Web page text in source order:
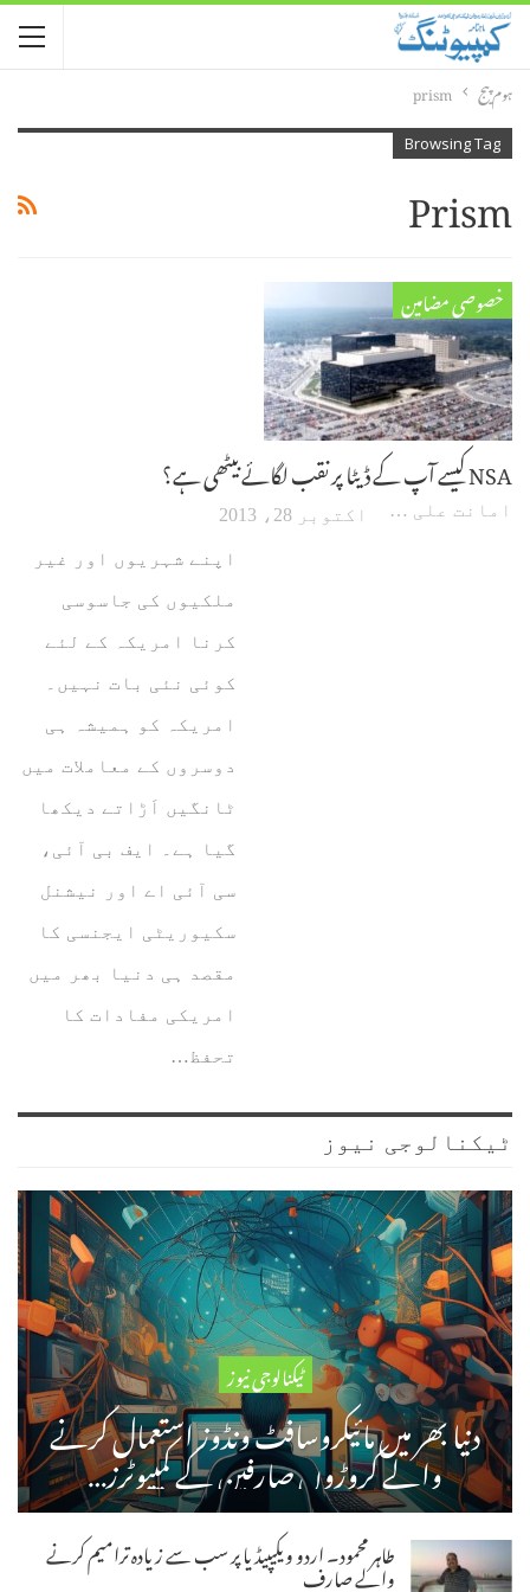
ہوم پیج prism
Browsing Tag
Prism
خصوصی مضامین
NSA کیسے آپ کے ڈیٹا پر نقب لگائے بیٹھی ہے؟
امانت علی گوہر اکتوبر 28، 2013
اپنے شہریوں اور غیر
ملکیوں کی جاسوسی
کرنا امریکہ کے لئے
کوئی نئی بات نہیں۔
امریکہ کو ہمیشہ ہی
دوسروں کے معاملات میں
ٹانگیں اَڑاتے دیکھا
گیا ہے۔ ایف بی آئی،
سی آئی اے اور نیشنل
سکیوریٹی ایجنسی کا
مقصد ہی دنیا بھر میں
امریکی مفادات کا
تحفظ…
ٹیکنالوجی نیوز
ٹیکنالوجی نیوز
دنیا بھر میں مائیکروسافٹ ونڈوز استعمال کرنے
والے کروڑوں صارفین کے کمپیوٹرز…
طاہر محمود۔ اردو ویکیپیڈیا پر سب سے زیادہ ترامیم کرنے
والے صارف